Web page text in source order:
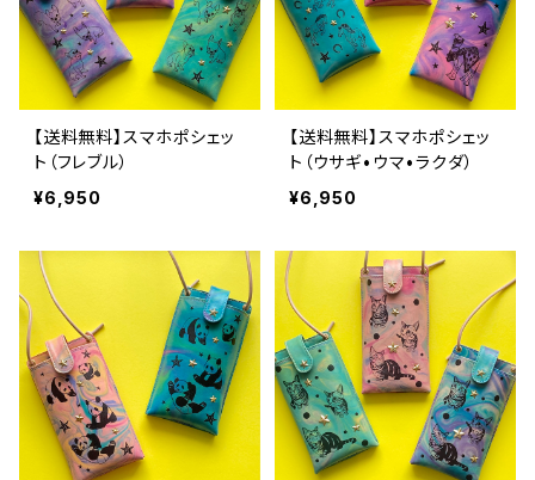
【送料無料】スマホポシェッ
ト（フレブル）
¥6,950
【送料無料】スマホポシェッ
ト（ウサギ•ウマ•ラクダ）
¥6,950